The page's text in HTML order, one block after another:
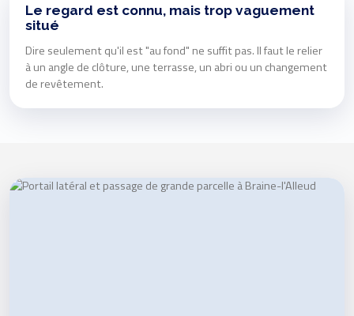
Le regard est connu, mais trop vaguement
situé
Dire seulement qu'il est "au fond" ne suffit pas. Il faut le relier
à un angle de clôture, une terrasse, un abri ou un changement
de revêtement.